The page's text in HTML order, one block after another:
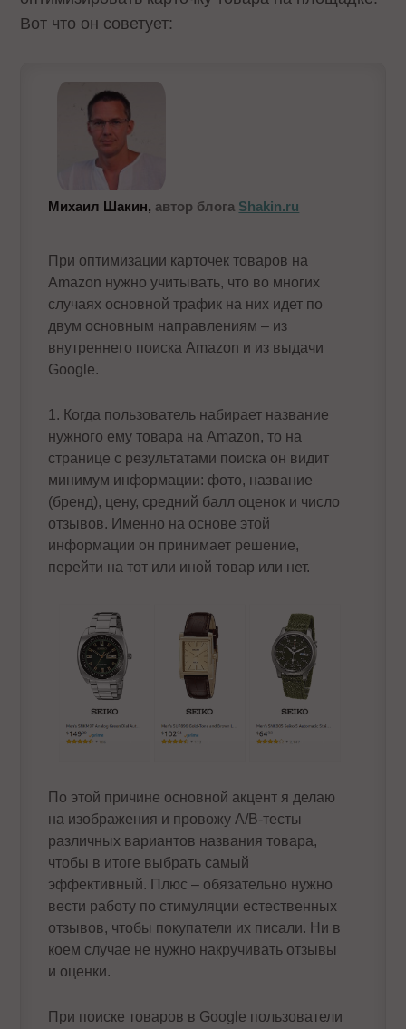
Вот что он советует:
Михаил Шакин,автор блога Shakin.ru
При оптимизации карточек товаров на
Amazon нужно учитывать, что во многих
случаях основной трафик на них идет по
двум основным направлениям – из
внутреннего поиска Amazon и из выдачи
Google.
1. Когда пользователь набирает название
нужного ему товара на Amazon, то на
странице с результатами поиска он видит
минимум информации: фото, название
(бренд), цену, средний балл оценок и число
отзывов. Именно на основе этой
информации он принимает решение,
перейти на тот или иной товар или нет.
По этой причине основной акцент я делаю
на изображения и провожу A/B-тесты
различных вариантов названия товара,
чтобы в итоге выбрать самый
эффективный. Плюс – обязательно нужно
вести работу по стимуляции естественных
отзывов, чтобы покупатели их писали. Ни в
коем случае не нужно накручивать отзывы
и оценки.
При поиске товаров в Google пользователи